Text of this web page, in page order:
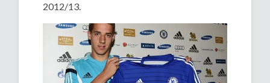
2012/13.